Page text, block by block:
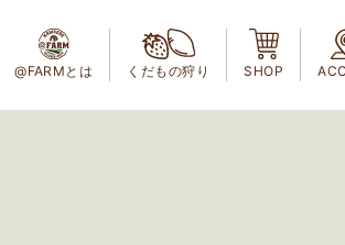
@FARMとは くだもの狩り SHOP